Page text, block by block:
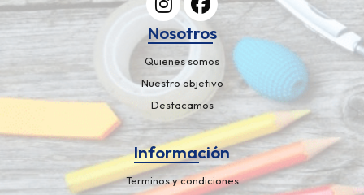
Nosotros
Quienes somos
Nuestro objetivo
Destacamos
Información
Terminos y condiciones